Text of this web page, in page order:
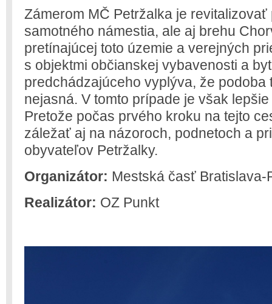
Zámerom MČ Petržalka je revitalizovať
samotného námestia, ale aj brehu
pretínajúcej toto územie a verejných
s objektmi občianskej vybavenosti a
predchádzajúceho vyplýva, že podoba
nejasná. V tomto prípade je však
Pretože počas prvého kroku na tejto
záležať aj na názoroch, podnetoch a
obyvateľov Petržalky.
Organizátor: Mestská časť Bratislava-
Realizátor: OZ Punkt